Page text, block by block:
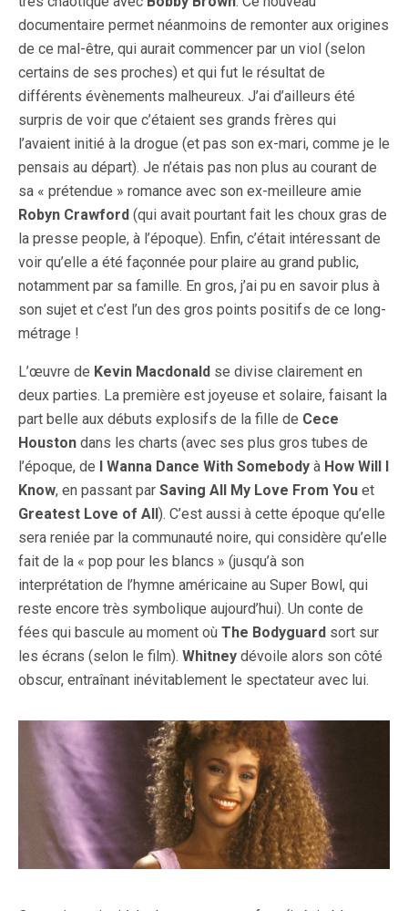
documentaire permet néanmoins de remonter aux origines
de ce mal-être, qui aurait commencer par un viol (selon
certains de ses proches) et qui fut le résultat de
différents évènements malheureux. J’ai d’ailleurs été
surpris de voir que c’étaient ses grands frères qui
l’avaient initié à la drogue (et pas son ex-mari, comme je le
pensais au départ). Je n’étais pas non plus au courant de
sa « prétendue » romance avec son ex-meilleure amie
Robyn Crawford (qui avait pourtant fait les choux gras de
la presse people, à l’époque). Enfin, c’était intéressant de
voir qu’elle a été façonnée pour plaire au grand public,
notamment par sa famille. En gros, j’ai pu en savoir plus à
son sujet et c’est l’un des gros points positifs de ce long-
métrage !
L’œuvre de Kevin Macdonald se divise clairement en
deux parties. La première est joyeuse et solaire, faisant la
part belle aux débuts explosifs de la fille de Cece
Houston dans les charts (avec ses plus gros tubes de
l’époque, de
I Wanna Dance With Somebody à How Will I
Know, en passant par Saving All My Love From You et
Greatest Love of All ). C’est aussi à cette époque qu’elle
sera reniée par la communauté noire, qui considère qu’elle
fait de la « pop pour les blancs » (jusqu’à son
interprétation de l’hymne américaine au Super Bowl, qui
reste encore très symbolique aujourd’hui). Un conte de
fées qui bascule au moment où The Bodyguard sort sur
les écrans (selon le film). Whitney dévoile alors son côté
obscur, entraînant inévitablement le spectateur avec lui.